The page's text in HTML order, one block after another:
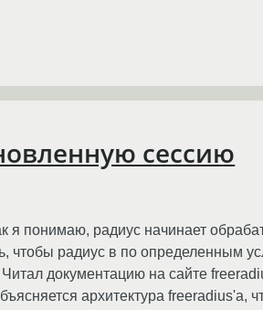
сессию
понимаю, радиус начинает
чтобы радиус в по определенным
документацию на сайте
архитектура freeradius'a,